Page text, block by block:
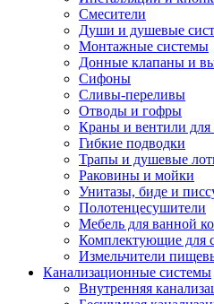
Смесители
Души и душевые
Монтажные системы
Донные клапаны и
Сифоны
Сливы-переливы
Отводы и гофры
Краны и вентили для
Гибкие подводки
Трапы и душевые
Раковины и мойки
Унитазы, биде и
Полотенцесушители
Мебель для ванной
Комплектующие для
Измельчители
Канализационные системы
Внутренняя